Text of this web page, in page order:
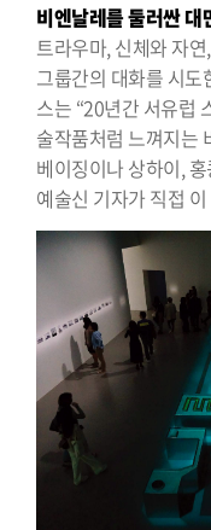
비엔날레를 둘러싼 대
트라우마, 신체와 자
그룹간의 대화를 시도
스는 “20년간 서유럽
술작품처럼 느껴지는
베이징이나 상하이,
예술신 기자가 직접